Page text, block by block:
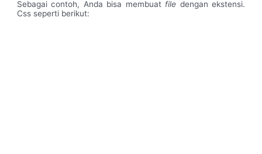
Sebagai contoh, Anda bisa membuat file dengan ekstensi.
Css seperti berikut: